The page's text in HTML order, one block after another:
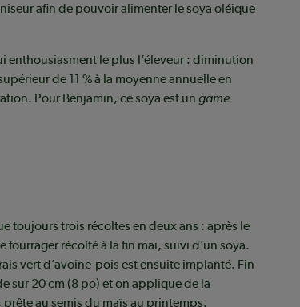
afin de pouvoir alimenter le soya oléique
enthousiasment le plus l’éleveur : diminution
de 11 % à la moyenne annuelle en
Pour Benjamin, ce soya est un game
toujours trois récoltes en deux ans : après le
récolté à la fin mai, suivi d’un soya.
vert d’avoine-pois est ensuite implanté. Fin
sur 20 cm (8 po) et on applique de la
au semis du maïs au printemps.